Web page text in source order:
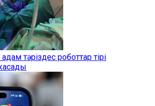
тәріздес роботтар тірі